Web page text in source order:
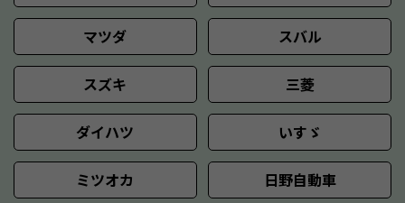
マツダ スバル
スズキ 三菱
ダイハツ いすゞ
ミツオカ 日野自動車